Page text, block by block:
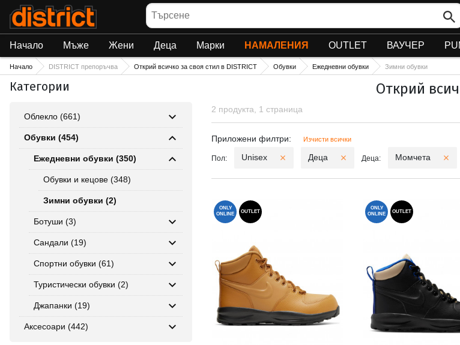
Търсене
Начало Мъже Жени Деца Марки НАМАЛЕНИЯ OUTLET ВАУЧЕР
Начало DISTRICT препоръчва Открий всичко за своя стил в DISTRICT Обувки Ежедневни обувки Зимни обувки
Категории
Облекло (661)
Обувки (454)
Ежедневни обувки (350)
Обувки и кецове (348)
Зимни обувки (2)
Ботуши (3)
Сандали (19)
Спортни обувки (61)
Туристически обувки (2)
Джапанки (19)
Аксесоари (442)
Открий
2 продукта, 1 страница
Приложени филтри
Приложени филтри: Изчисти всички
Пол: Unisex Деца Деца: Момчета
ONLY
ONLINE
OUTLET
ONLY
ONLINE
OUTLET